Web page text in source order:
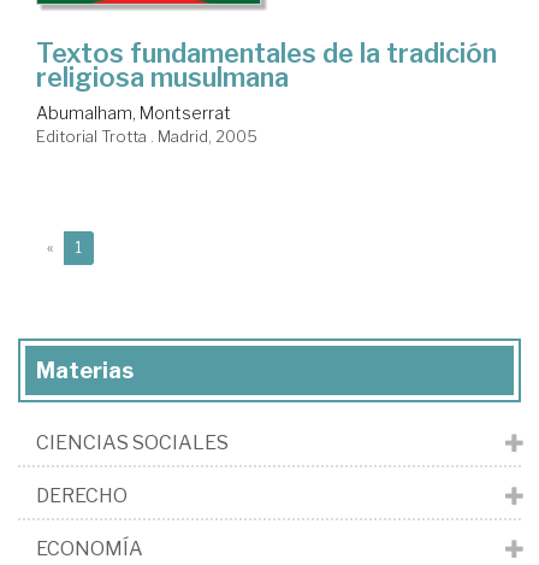
Textos fundamentales de la tradición
religiosa musulmana
Abumalham, Montserrat
Editorial Trotta . Madrid, 2005
« 1
Materias
CIENCIAS SOCIALES
DERECHO
ECONOMÍA